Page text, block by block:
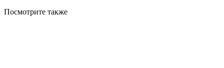
Посмотрите также